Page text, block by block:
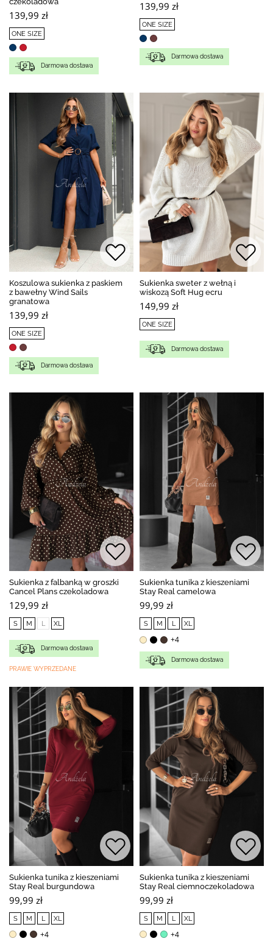
139,99 zł
ONE SIZE
Darmowa dostawa
139,99 zł
ONE SIZE
Darmowa dostawa
Koszulowa sukienka z paskiem
z bawełny Wind Sails
granatowa
139,99 zł
ONE SIZE
Darmowa dostawa
Sukienka sweter z wełną i
wiskozą Soft Hug ecru
149,99 zł
ONE SIZE
Darmowa dostawa
Sukienka z falbanką w groszki
Cancel Plans czekoladowa
129,99 zł
S M L XL
Darmowa dostawa
PRAWIE WYPRZEDANE
Sukienka tunika z kieszeniami
Stay Real camelowa
99,99 zł
S M L XL
+4
Darmowa dostawa
Sukienka tunika z kieszeniami
Stay Real burgundowa
99,99 zł
S M L XL
+4
Sukienka tunika z kieszeniami
Stay Real ciemnoczekoladowa
99,99 zł
S M L XL
+4